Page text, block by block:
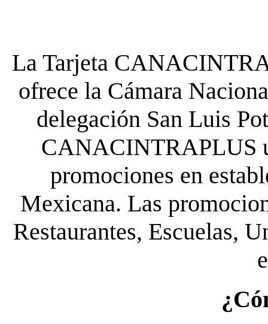
La Tarjeta
ofrece la Cámara
delegación San Luis
CANACINTRAPLUS
promociones en
Mexicana. Las
Restaurantes, Escuelas,